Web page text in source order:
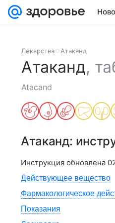
Лекарства Атаканд
Атаканд,
Atacand
Атаканд:
Инструкция обновлена
Действующее вещество
Фармакологическое
Показания